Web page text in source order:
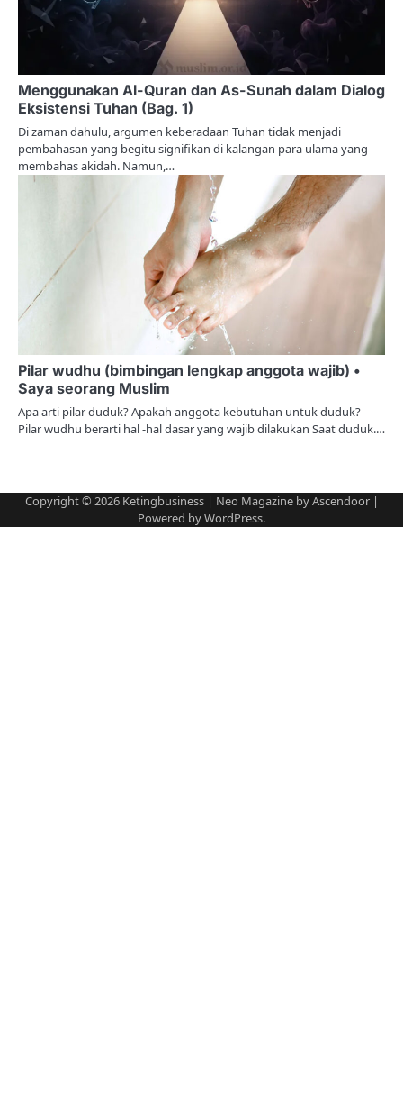
Menggunakan Al-Quran dan As-Sunah dalam Dialog
Eksistensi Tuhan (Bag. 1)
Di zaman dahulu, argumen keberadaan Tuhan tidak menjadi
pembahasan yang begitu signifikan di kalangan para ulama yang
membahas akidah. Namun,…
Pilar wudhu (bimbingan lengkap anggota wajib) •
Saya seorang Muslim
Apa arti pilar duduk? Apakah anggota kebutuhan untuk duduk?
Pilar wudhu berarti hal -hal dasar yang wajib dilakukan Saat duduk.…
Copyright © 2026 Ketingbusiness| Neo Magazine byAscendoor|
Powered byWordPress.